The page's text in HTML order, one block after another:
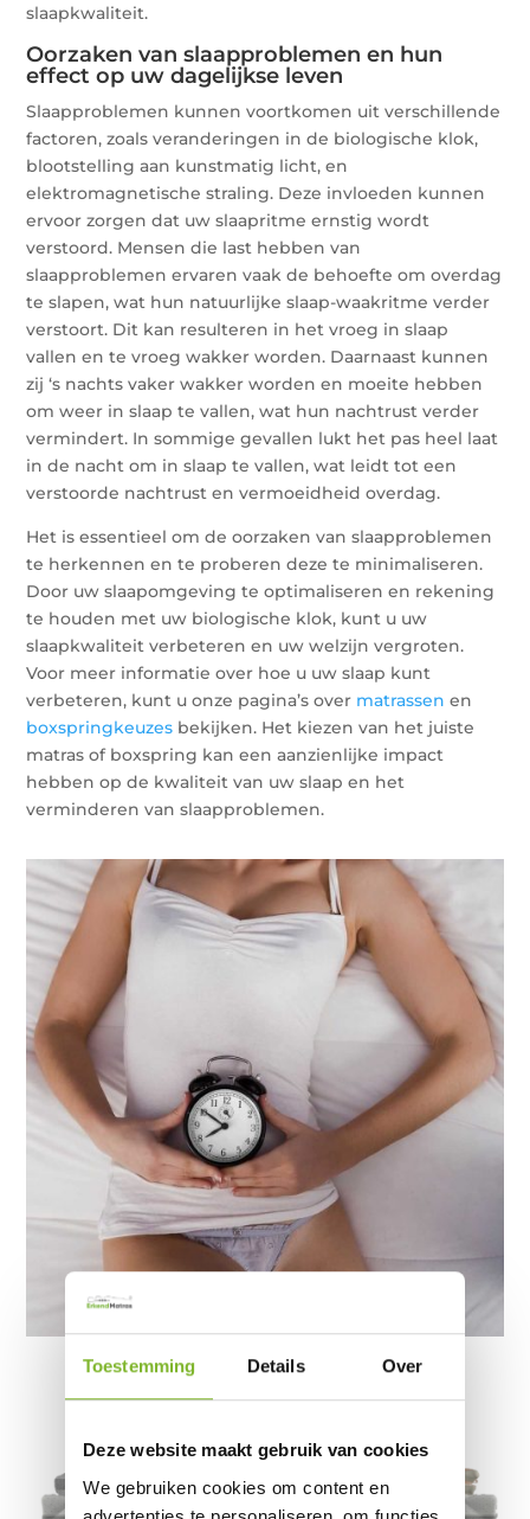
Toestemming Details Over
Deze website maakt gebruik van cookies
We gebruiken cookies om content en
slaapkwaliteit.
Oorzaken van slaapproblemen en hun
effect op uw dagelijkse leven
Slaapproblemen kunnen voortkomen uit verschillende
factoren, zoals veranderingen in de biologische klok,
blootstelling aan kunstmatig licht, en
elektromagnetische straling. Deze invloeden kunnen
ervoor zorgen dat uw slaapritme ernstig wordt
verstoord. Mensen die last hebben van
slaapproblemen ervaren vaak de behoefte om overdag
te slapen, wat hun natuurlijke slaap-waakritme verder
verstoort. Dit kan resulteren in het vroeg in slaap
vallen en te vroeg wakker worden. Daarnaast kunnen
zij ‘s nachts vaker wakker worden en moeite hebben
om weer in slaap te vallen, wat hun nachtrust verder
vermindert. In sommige gevallen lukt het pas heel laat
in de nacht om in slaap te vallen, wat leidt tot een
verstoorde nachtrust en vermoeidheid overdag.
Het is essentieel om de oorzaken van slaapproblemen
te herkennen en te proberen deze te minimaliseren.
Door uw slaapomgeving te optimaliseren en rekening
te houden met uw biologische klok, kunt u uw
slaapkwaliteit verbeteren en uw welzijn vergroten.
Voor meer informatie over hoe u uw slaap kunt
verbeteren, kunt u onze pagina’s over matrassen en
boxspringkeuzes bekijken. Het kiezen van het juiste
matras of boxspring kan een aanzienlijke impact
hebben op de kwaliteit van uw slaap en het
verminderen van slaapproblemen.